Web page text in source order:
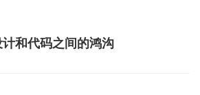
和代码之间的鸿沟